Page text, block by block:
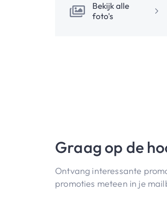
Bekijk alle
foto's
Graag op de
Ontvang interessante
promoties meteen in je